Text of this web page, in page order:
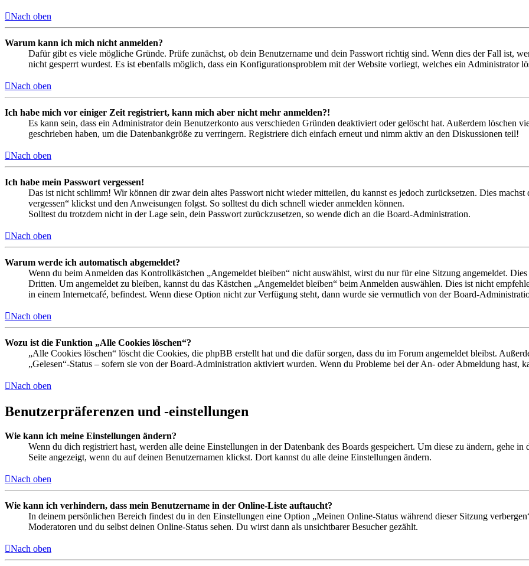
Nach oben
Warum kann ich mich nicht anmelden?
Dafür gibt es viele mögliche Gründe. Prüfe zunächst, ob dein Benutzername und dein Passwort richtig sind. Wenn dies der Fall ist,
nicht gesperrt wurdest. Es ist ebenfalls möglich, dass ein Konfigurationsproblem mit der Website vorliegt, welches ein Administrator
Nach oben
Ich habe mich vor einiger Zeit registriert, kann mich aber nicht mehr anmelden?!
Es kann sein, dass ein Administrator dein Benutzerkonto aus verschieden Gründen deaktiviert oder gelöscht hat. Außerdem löschen
geschrieben haben, um die Datenbankgröße zu verringern. Registriere dich einfach erneut und nimm aktiv an den Diskussionen teil!
Nach oben
Ich habe mein Passwort vergessen!
Das ist nicht schlimm! Wir können dir zwar dein altes Passwort nicht wieder mitteilen, du kannst es jedoch zurücksetzen. Dies
vergessen“ klickst und den Anweisungen folgst. So solltest du dich schnell wieder anmelden können.
Solltest du trotzdem nicht in der Lage sein, dein Passwort zurückzusetzen, so wende dich an die Board-Administration.
Nach oben
Warum werde ich automatisch abgemeldet?
Wenn du beim Anmelden das Kontrollkästchen „Angemeldet bleiben“ nicht auswählst, wirst du nur für eine Sitzung angemeldet.
Dritten. Um angemeldet zu bleiben, kannst du das Kästchen „Angemeldet bleiben“ beim Anmelden auswählen. Dies ist nicht
in einem Internetcafé, befindest. Wenn diese Option nicht zur Verfügung steht, dann wurde sie vermutlich von der Board-
Nach oben
Wozu ist die Funktion „Alle Cookies löschen“?
„Alle Cookies löschen“ löscht die Cookies, die phpBB erstellt hat und die dafür sorgen, dass du im Forum angemeldet bleibst.
„Gelesen“-Status – sofern sie von der Board-Administration aktiviert wurden. Wenn du Probleme bei der An- oder Abmeldung hast,
Nach oben
Benutzerpräferenzen und -einstellungen
Wie kann ich meine Einstellungen ändern?
Wenn du dich registriert hast, werden alle deine Einstellungen in der Datenbank des Boards gespeichert. Um diese zu ändern, gehe
Seite angezeigt, wenn du auf deinen Benutzernamen klickst. Dort kannst du alle deine Einstellungen ändern.
Nach oben
Wie kann ich verhindern, dass mein Benutzername in der Online-Liste auftaucht?
In deinem persönlichen Bereich findest du in den Einstellungen eine Option „Meinen Online-Status während dieser Sitzung
Moderatoren und du selbst deinen Online-Status sehen. Du wirst dann als unsichtbarer Besucher gezählt.
Nach oben